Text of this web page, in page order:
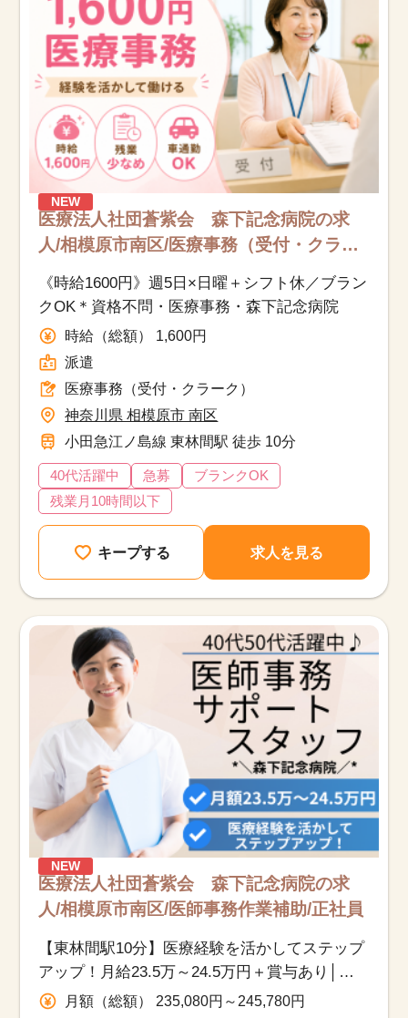
医療事務求人ドットコムとは
サイトの使い方
就職サポート
人材をお探しの医療機関・企業様
運営会社
NEW
医療法人社団蒼紫会 森下記念病院の求
人/相模原市南区/医療事務（受付・クラー
《時給1600円》週5日×日曜＋シフト休／ブラン
クOK＊資格不問・医療事務・森下記念病院
時給（総額） 1,600円
派遣
医療事務（受付・クラーク）
神奈川県 相模原市 南区
小田急江ノ島線 東林間駅 徒歩 10分
40代活躍中 急募
ブランクOK
残業月10時間以下
キープする 求人を見る
NEW
医療法人社団蒼紫会 森下記念病院の求
人/相模原市南区/医師事務作業補助/正社員
【東林間駅10分】医療経験を活かしてステップ
アップ！月給23.5万～24.5万円＋賞与あり│ブ
ランクOK・車通勤可♪人気の事務補助！
月額（総額） 235,080円～245,780円